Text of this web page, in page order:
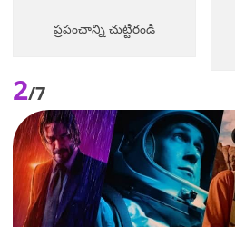
ప్రపంచాన్ని చుట్టిరండి
2/7